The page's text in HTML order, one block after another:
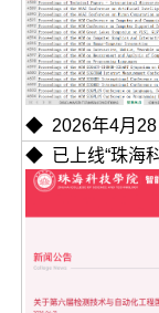
◆ 2026年4月28
◆ 已上线“珠海